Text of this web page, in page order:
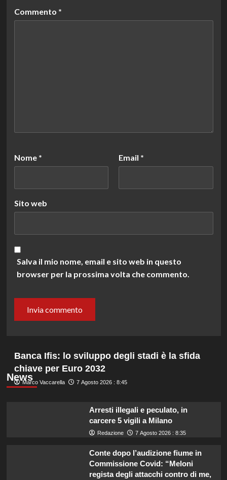
Commento *
Nome * Email *
Sito web
Salva il mio nome, email e sito web in questo
browser per la prossima volta che commento.
News
Banca Ifis: lo sviluppo degli stadi è la sfida
chiave per Euro 2032
Marco Vaccarella 7 Agosto 2026 : 8:45
Arresti illegali e peculato, in
carcere 5 vigili a Milano
Redazione 7 Agosto 2026 : 8:35
Conte dopo l’audizione fiume in
Commissione Covid: “Meloni
regista degli attacchi contro di me,